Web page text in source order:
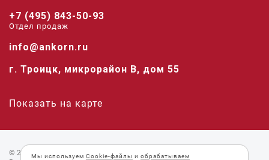
+7 (495) 843-50-93
Отдел продаж
info@ankorn.ru
г. Троицк, микрорайон В, дом 55
Показать на карте
© 2026 «Анкорн».
Мы используем Cookie-файлы и обрабатываем